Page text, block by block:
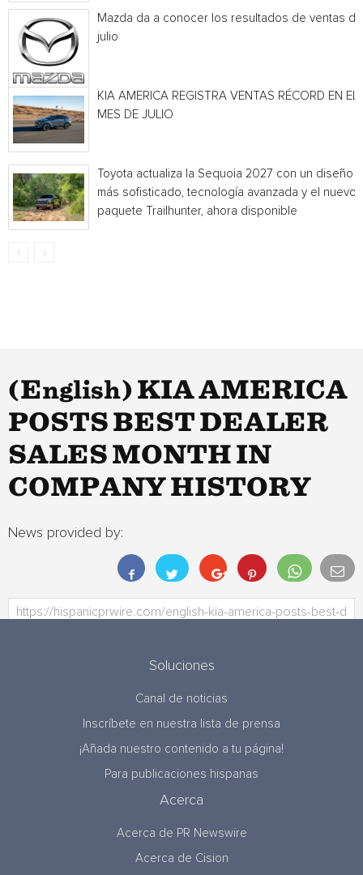
Mazda da a conocer los resultados de ventas de
julio
KIA AMERICA REGISTRA VENTAS RÉCORD EN EL
MES DE JULIO
Toyota actualiza la Sequoia 2027 con un diseño
más sofisticado, tecnología avanzada y el nuevo
paquete Trailhunter, ahora disponible
(English) KIA AMERICA
POSTS BEST DEALER
SALES MONTH IN
COMPANY HISTORY
News provided by:
Soluciones
Canal de noticias
Inscríbete en nuestra lista de prensa
¡Añada nuestro contenido a tu página!
Para publicaciones hispanas
Acerca
Acerca de PR Newswire
Acerca de Cision